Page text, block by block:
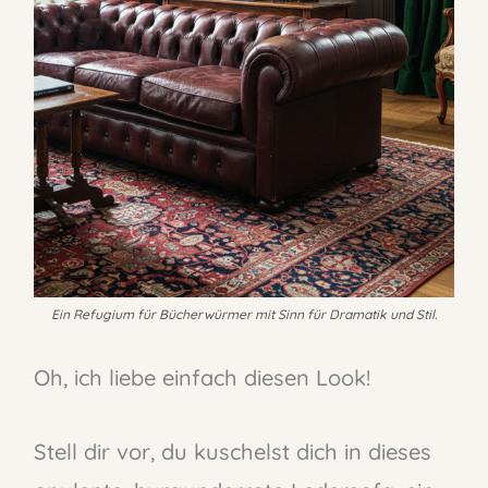
Ein Refugium für Bücherwürmer mit Sinn für Dramatik und Stil.
Oh, ich liebe einfach diesen Look!
Stell dir vor, du kuschelst dich in dieses